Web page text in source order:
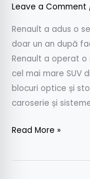
Leave a Comment
Renault a adus o
doar un an după
Renault a operat
cel mai mare SUV
blocuri optice și
caroserie și
Read More »